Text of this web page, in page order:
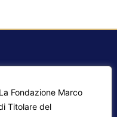
Fondazione Marco
Titolare del